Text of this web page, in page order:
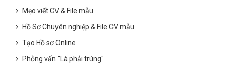
Mẹo viết CV & File mẫu
Hồ Sơ Chuyên nghiệp & File CV mẫu
Tạo Hồ sơ Online
Phỏng vấn "Là phải trúng"